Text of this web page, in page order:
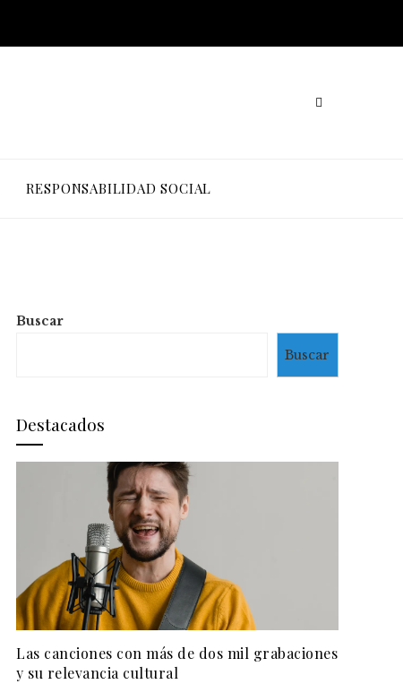
RESPONSABILIDAD SOCIAL
Buscar
Buscar
Destacados
Las canciones con más de dos mil grabaciones
y su relevancia cultural